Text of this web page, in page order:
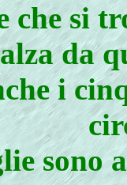
che si
da
i
sono